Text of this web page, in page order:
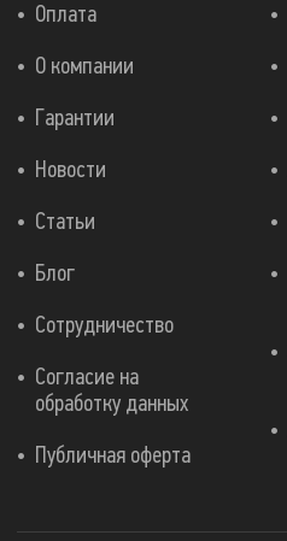
Оплата
О компании
Гарантии
Новости
Статьи
Блог
Сотрудничество
Согласие на
обработку данных
Публичная оферта